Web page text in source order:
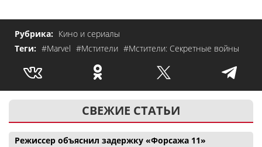
Рубрика: Кино и сериалы
Теги: #Marvel #Мстители #Мстители: Секретные войны
СВЕЖИЕ СТАТЬИ
Режиссер объяснил задержку «Форсажа 11»